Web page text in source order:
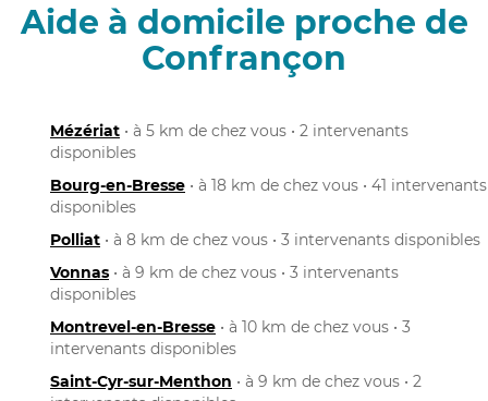
Aide à domicile proche de
Confrançon
Mézériat • à 5 km de chez vous • 2 intervenants
disponibles
Bourg-en-Bresse • à 18 km de chez vous • 41 intervenants
disponibles
Polliat • à 8 km de chez vous • 3 intervenants disponibles
Vonnas • à 9 km de chez vous • 3 intervenants
disponibles
Montrevel-en-Bresse • à 10 km de chez vous • 3
intervenants disponibles
Saint-Cyr-sur-Menthon • à 9 km de chez vous • 2